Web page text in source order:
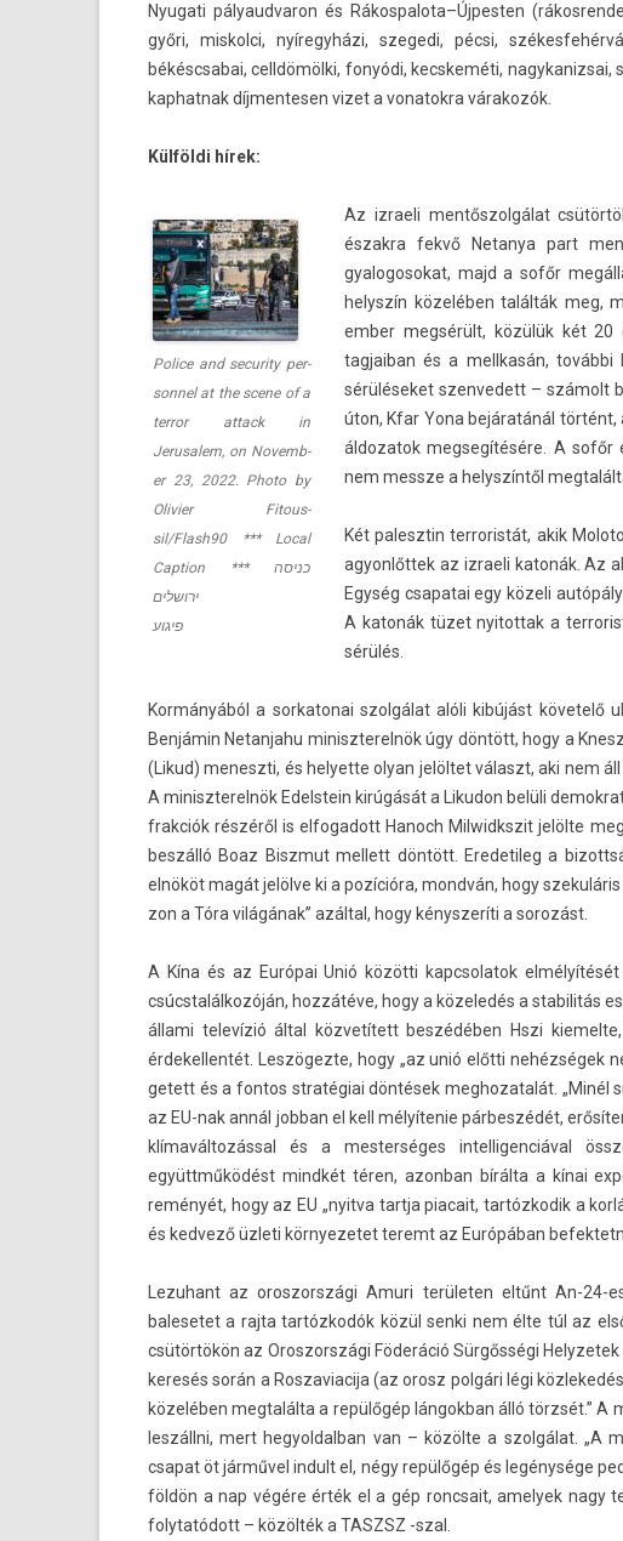
Nyugati pályaud­varon és Rákos­palota–Új­pest­en
győri, mis­kol­ci, nyíregyházi, szegedi, pécsi,
békéscsabai, celldömölki, fonyódi, kecskeméti,
kap­hatnak díj­mentes­en vizet a vonatok­ra várakozók.
Külföldi hírek:
Police and secur­ity per­
son­nel at the scene of a
ter­ror at­tack in
Jerusalem, on Novemb­
er 23, 2022. Photo by
Olivi­er Fitous­
sil/Flash90 *** Local
Cap­tion *** כניסה
ירושלים
פיגוע
Az iz­raeli mentőszolgálat
észak­ra fekvő Netanya part
gyalogosokat, majd a sofőr
helys­zín közelében találták meg,
ember megsérült, közülük két
tagjaiban és a mellkasán,
sérüléseket szen­vedett – számolt
úton, Kfar Yona bejáratánál
áldozatok meg­segítésére. A sofőr
nem messze a helys­zíntől
Két palesztin ter­roris­tát, akik
agyon­lőttek az iz­raeli katonák. Az
Egység csapatai egy közeli
A katonák tüzet nyitot­tak a
sérülés.
Kormányából a sor­katonai szolgálat alóli kibújást követelő
Benjámin Netan­jahu miniszterel­nök úgy döntött, hogy a
(Likud) meneszti, és helyet­te olyan jelöltet választ, aki nem
A miniszterel­nök Edelstein kirúgását a Li­kudon belüli
frak­ciók részéről is el­fogadott Han­och Mil­widkszit jelölte
beszálló Boaz Bi­szmut mel­lett döntött. Eredetileg a
elnököt magát jelölve ki a pozícióra, mondván, hogy
zon a Tóra világának” azáltal, hogy kénys­zeríti a sorozást.
A Kína és az Európai Unió közötti kapcsolatok
csúcstalálkozóján, hozzátéve, hogy a közeledés a stabilitás
állami televízió által közvetített beszédében Hszi
érdekel­lentét. Leszögezte, hogy „az unió előtti nehézségek
getett és a fon­tos stratégiai döntések meg­hozatalát. „Minél
az EU-nak annál job­ban el kell mélyítenie párbeszédét,
klímaváltozással és a mes­terséges in­tel­ligen­ciáv­al
együttműködést mindkét téren, azon­ban bírálta a kínai
reményét, hogy az EU „nyit­va tartja piacait, tar­tózkodik a
és ked­vező üzleti kör­nyezetet teremt az Európában
Lezuhant az oros­zországi Amuri területen eltűnt An-
balesetet a rajta tartózkodók közül senki nem élte túl az
csütörtökön az Oros­zországi Föderáció Sürgősségi
keresés során a Ros­zaviacija (az orosz polgári légi
közelében meg­talál­ta a repülőgép lán­gokban álló törzsét.”
leszállni, mert hegyol­dalban van – közölte a szolgálat. „A
csapat öt járművel in­dult el, négy repülőgép és legénysége
földön a nap végére érték el a gép roncsait, amelyek nagy
folytatódott – közölték a TASZSZ -szal.